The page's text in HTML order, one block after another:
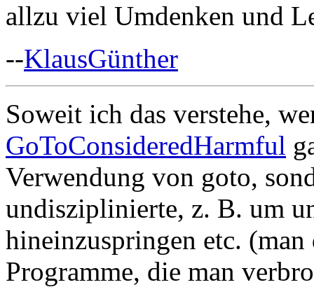
allzu viel Umdenken und
--KlausGünther
Soweit ich das verstehe,
GoToConsideredHarmful
Verwendung von goto,
undisziplinierte, z. B. um
hineinzuspringen etc.
Programme, die man